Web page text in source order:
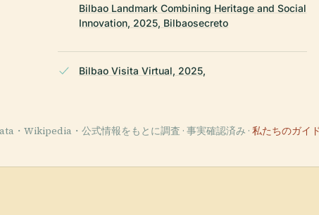
Bilbao Landmark Combining Heritage and Social
Innovation, 2025, Bilbaosecreto
Bilbao Visita Virtual, 2025,
・Wikipedia・公式情報をもとに調査 · 事実確認済み · 私たちのガイ